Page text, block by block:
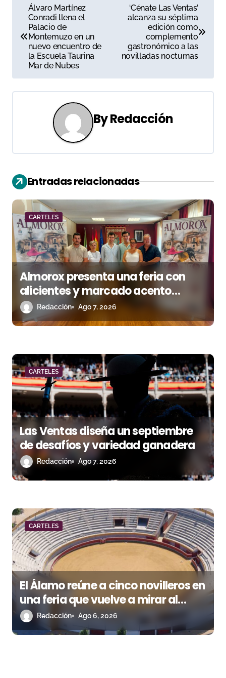
g
i
ó
n
d
e
e
n
r
d
a
s
Álvaro Martínez
Conradi llena el
Palacio de
Montemuzo en un
nuevo encuentro de
la Escuela Taurina
Mar de Nubes
‘Cénate Las Ventas’
alcanza su séptima
edición como
complemento
gastronómico a las
novilladas nocturnas
ByRedacción
Entradas relacionadas
CARTELES
Almorox presenta una feria con
alicientes y marcado acento
toristaRedacción Ago 7, 2026
CARTELES
Las Ventas diseña un septiembre
de desafíos y variedad ganadera
Redacción Ago 7, 2026
CARTELES
El Álamo reúne a cinco novilleros en
una feria que vuelve a mirar al
futuroRedacción Ago 6, 2026